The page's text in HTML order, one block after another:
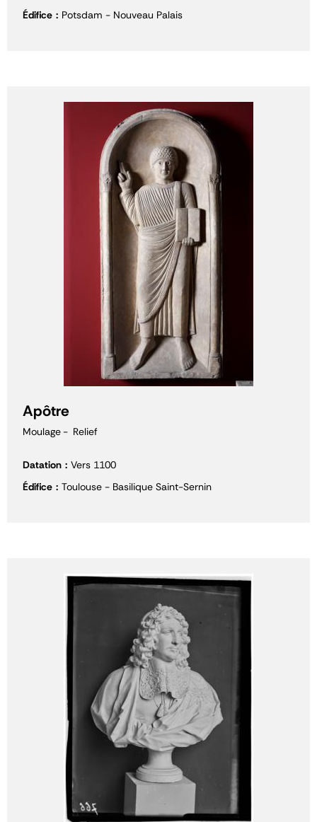
Édifice
Potsdam - Nouveau Palais
Apôtre
Moulage Relief
Datation
Vers 1100
Édifice
Toulouse - Basilique Saint-Sernin